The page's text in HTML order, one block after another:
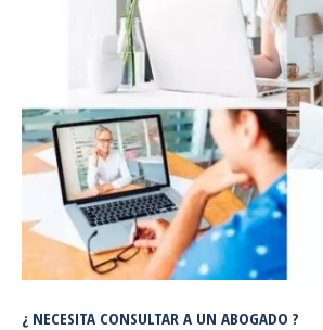
¿ NECESITA CONSULTAR A UN ABOGADO ?